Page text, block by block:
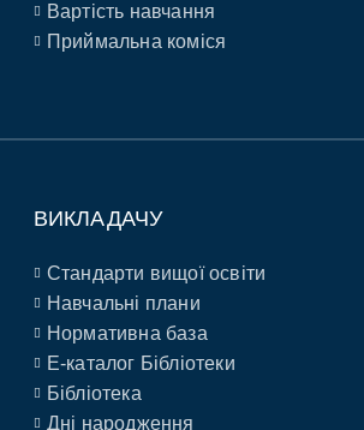
Вартість навчання
Приймальна коміся
ВИКЛАДАЧУ
Стандарти вищої освіти
Навчальні плани
Нормативна база
E-каталог Бібліотеки
Бібліотека
Дні народження